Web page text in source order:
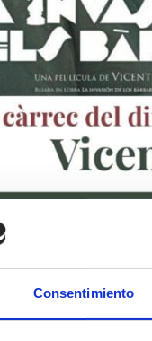
Consentimiento